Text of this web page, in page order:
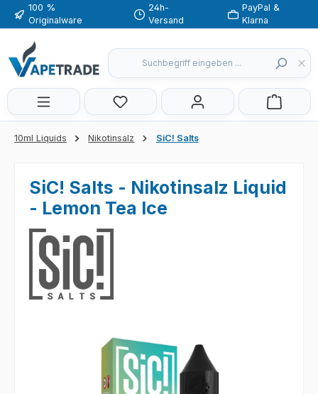
Zum Hauptinhalt springen
100 %
Originalware
24h-
Versand
PayPal &
Klarna
Du hast 0 Produkte auf dem
10ml Liquids Nikotinsalz SiC! Salts
SiC! Salts - Nikotinsalz Liquid
- Lemon Tea Ice
Bildergalerie überspringen